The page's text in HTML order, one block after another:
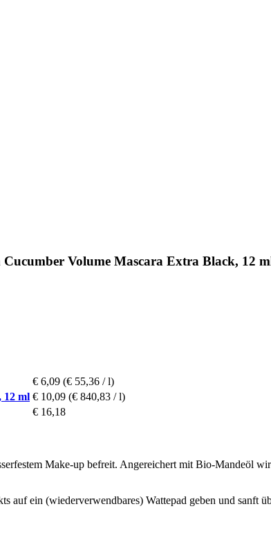
Volume Mascara Extra Black, 12
€ 6,09 (€ 55,36 / l)
12 ml € 10,09 (€ 840,83 / l)
€ 16,18
Make-up befreit. Angereichert mit Bio-Mandeöl
auf ein (wiederverwendbares) Wattepad geben und sanft